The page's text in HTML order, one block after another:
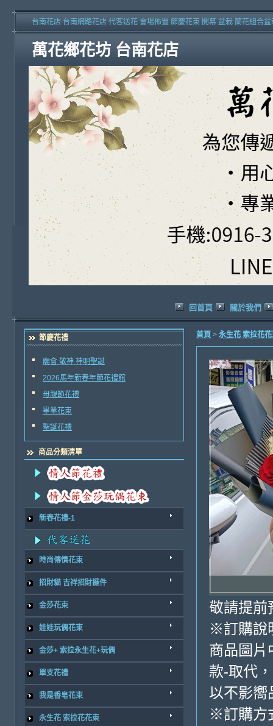
萬花鄉花坊 台南花店
台南花店 台南網路花店 代客送花 會場佈置 節慶花束 開幕 盆栽 蘭花組合
回首頁 關於我們
節慶花禮
廟會 敬神 神明聖誕
2026馬年新春年節花禮館
母親節花禮
畢業花束
聖誕花禮
商品分類清單
新春花禮-1
時尚傳情花束
招財貓 吉祥招財擺件
金莎花束
娃娃玩偶花束
金莎+ 索拉永生花+玩偶
單支花禮
我是香皂花束
永生花 索拉花花束
首頁 > 永生花 索拉花
敬請提前
※訂購說
商品圖片
款-取代，
以不影嚮
※訂購方